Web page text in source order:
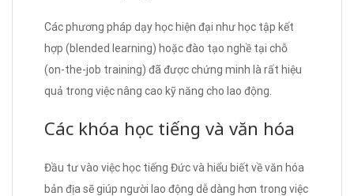
Các phương pháp dạy học hiện đại như học tập kết
hợp (blended learning) hoặc đào tạo nghề tại chỗ
(on-the-job training) đã được chứng minh là rất hiệu
quả trong việc nâng cao kỹ năng cho lao động.
Các khóa học tiếng và văn hóa
Đầu tư vào việc học tiếng Đức và hiểu biết về văn hóa
bản địa sẽ giúp người lao động dễ dàng hơn trong việc